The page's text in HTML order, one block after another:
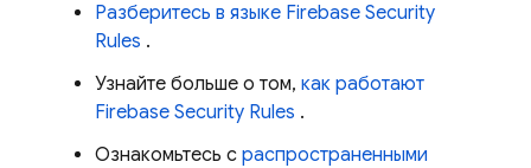
Разберитесь в языке Firebase Security
Rules .
Узнайте больше о том, как работают
Firebase Security Rules .
Ознакомьтесь с распространенными